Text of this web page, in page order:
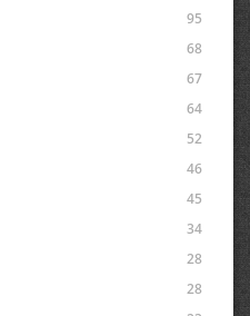
95
68
67
64
52
46
45
34
28
28